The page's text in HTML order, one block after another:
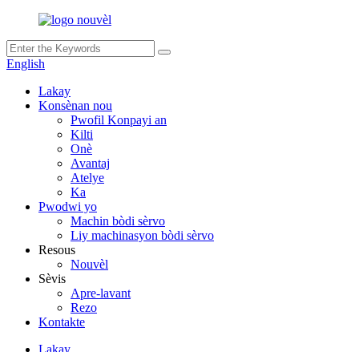
English
Lakay
Konsènan nou
Pwofil Konpayi an
Kilti
Onè
Avantaj
Atelye
Ka
Pwodwi yo
Machin bòdi sèrvo
Liy machinasyon bòdi sèrvo
Resous
Nouvèl
Sèvis
Apre-lavant
Rezo
Kontakte
Lakay